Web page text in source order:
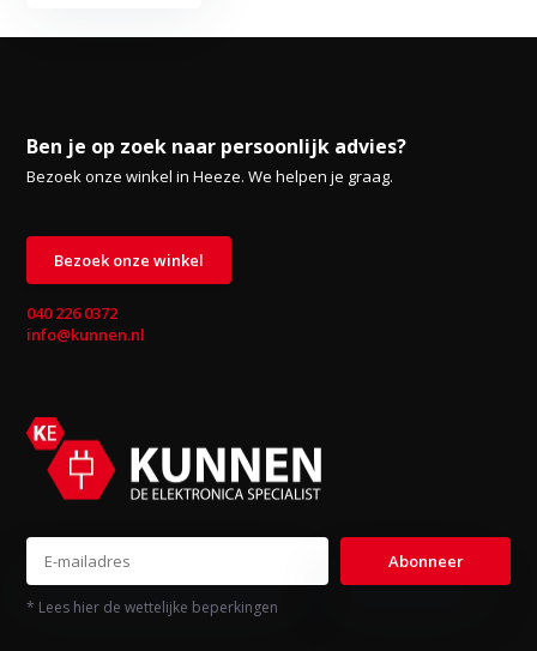
Ben je op zoek naar persoonlijk advies?
Bezoek onze winkel in Heeze. We helpen je graag.
Bezoek onze winkel
040 226 0372
info@kunnen.nl
Abonneer
* Lees hier de wettelijke beperkingen